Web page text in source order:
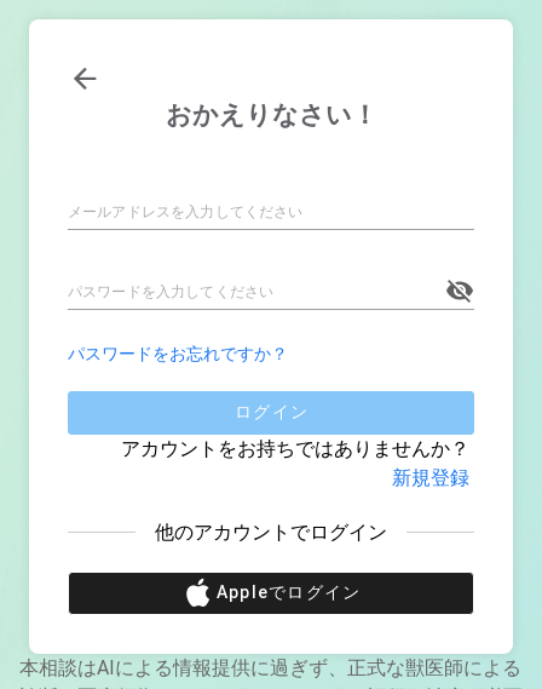
おかえりなさい！
パスワードをお忘れですか？
ログイン
アカウントをお持ちではありませんか？
新規登録
他のアカウントでログイン
Appleでログイン
本相談はAIによる情報提供に過ぎず、正式な獣医師による